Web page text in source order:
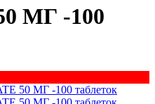
МГ -100